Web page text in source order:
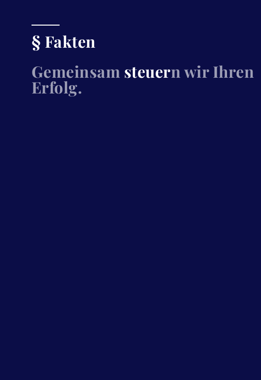
§ Fakten
Gemeinsam steuern wir Ihren
Erfolg.